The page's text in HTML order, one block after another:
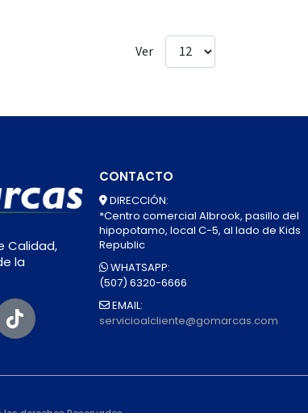
Ver
Calidad,
la
CONTACTO
DIRECCIÓN:
*Centro comercial Albrook, pasillo del
hipopotamo, local C-5, al lado de Kids
Republic
WHATSAPP:
(507) 6320-6666
EMAIL:
servicioalcliente@gomarcas.com